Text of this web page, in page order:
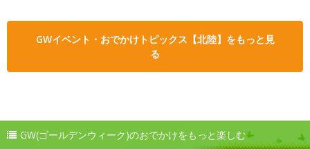
GWイベント・おでかけトピックス【北陸】をもっと見
る
GW(ゴールデンウィーク)のおでかけをもっと楽しむ